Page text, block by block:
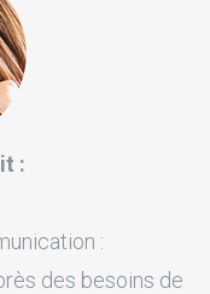
:
:
des besoins de